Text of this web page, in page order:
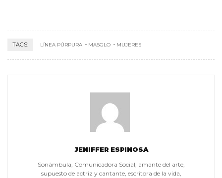
TAGS: LÍNEA PÚRPURA MASGLO MUJERES
JENIFFER ESPINOSA
Sonámbula, Comunicadora Social, amante del arte,
supuesto de actriz y cantante, escritora de la vida,